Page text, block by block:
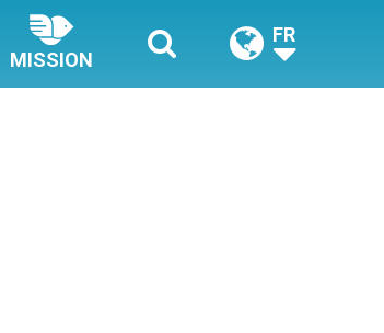
MISSION
FR